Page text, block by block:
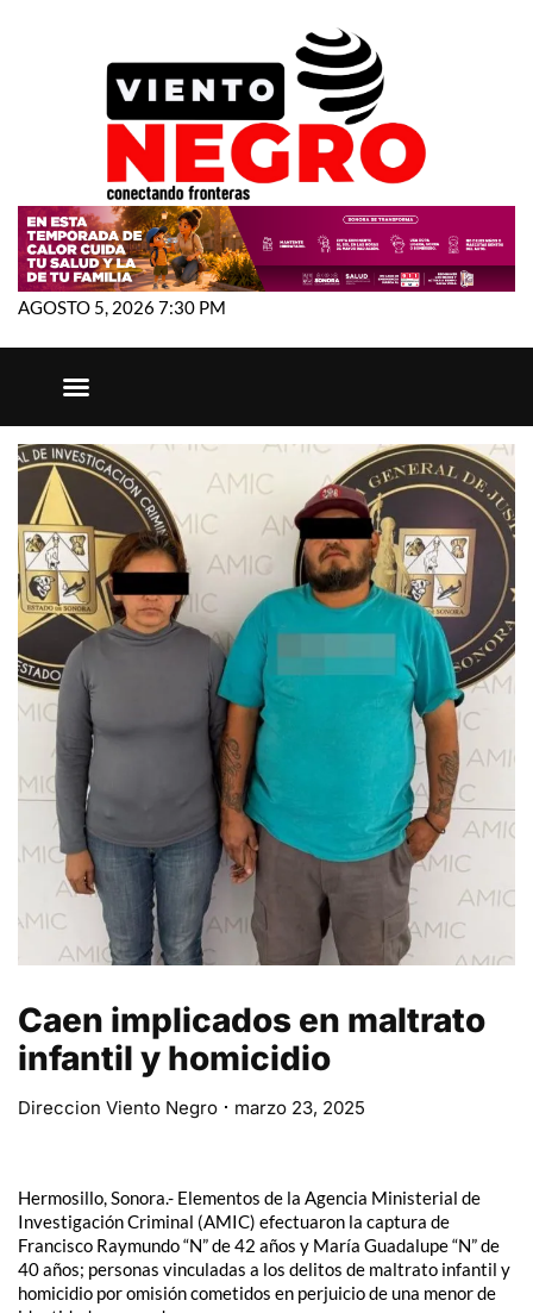
AGOSTO 5, 2026 7:30 PM
Caen implicados en maltrato
infantil y homicidio
Direccion Viento Negro marzo 23, 2025
Hermosillo, Sonora.- Elementos de la Agencia Ministerial de
Investigación Criminal (AMIC) efectuaron la captura de
Francisco Raymundo “N” de 42 años y María Guadalupe “N” de
40 años; personas vinculadas a los delitos de maltrato infantil y
homicidio por omisión cometidos en perjuicio de una menor de